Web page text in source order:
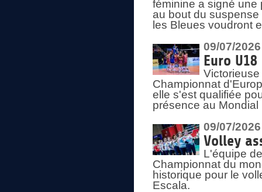
féminine a signé une
au bout du
les Bleues voudront
09/07/2026
Euro
Championnat
elle s'est qualifiée
présence au
09/07/2026
Volley
L'équipe
Championnat du
historique pour le
Escala.